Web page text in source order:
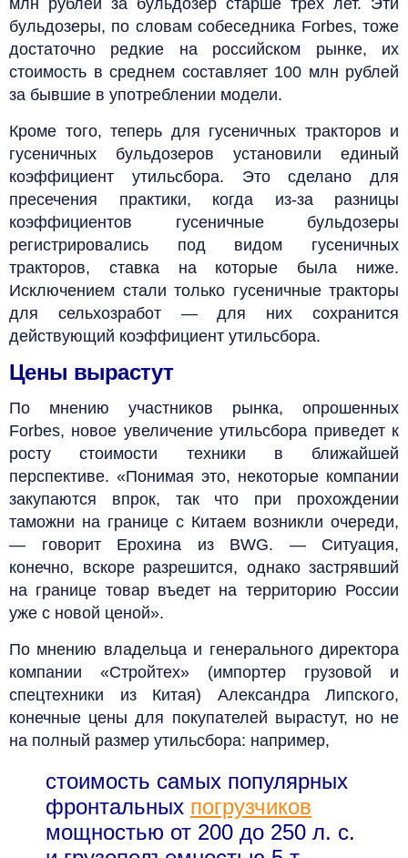
бульдозеры, по словам собеседника Forbes, тоже
достаточно редкие на российском рынке, их
стоимость в среднем составляет 100 млн рублей
за бывшие в употреблении модели.
Кроме того, теперь для гусеничных тракторов и
гусеничных бульдозеров установили единый
коэффициент утильсбора. Это сделано для
пресечения практики, когда из-за разницы
коэффициентов гусеничные бульдозеры
регистрировались под видом гусеничных
тракторов, ставка на которые была ниже.
Исключением стали только гусеничные тракторы
для сельхозработ — для них сохранится
действующий коэффициент утильсбора.
Цены вырастут
По мнению участников рынка, опрошенных
Forbes, новое увеличение утильсбора приведет к
росту стоимости техники в ближайшей
перспективе. «Понимая это, некоторые компании
закупаются впрок, так что при прохождении
таможни на границе с Китаем возникли очереди,
— говорит Ерохина из BWG. — Ситуация,
конечно, вскоре разрешится, однако застрявший
на границе товар въедет на территорию России
уже с новой ценой».
По мнению владельца и генерального директора
компании «Стройтех» (импортер грузовой и
спецтехники из Китая) Александра Липского,
конечные цены для покупателей вырастут, но не
на полный размер утильсбора: например,
стоимость самых популярных
фронтальных погрузчиков
мощностью от 200 до 250 л. с.